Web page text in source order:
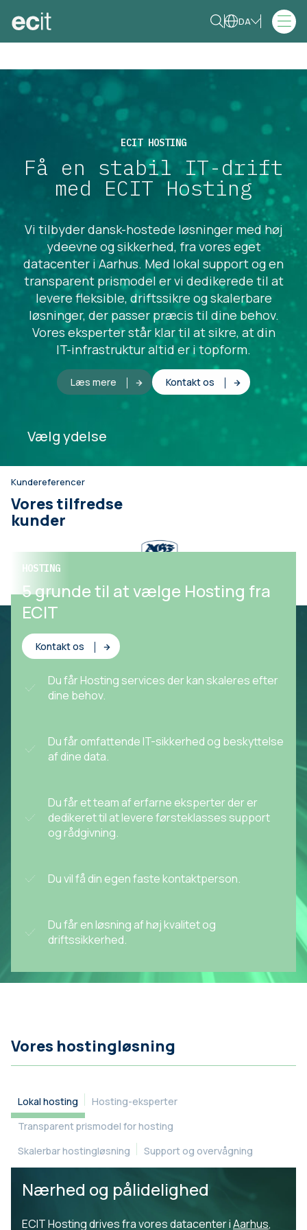
DA
ECIT HOSTING
Få en stabil IT-drift
med ECIT Hosting
Vi tilbyder dansk-hostede løsninger med høj
ydeevne og sikkerhed, fra vores eget
datacenter i Aarhus. Med lokal support og en
transparent prismodel er vi dedikerede til at
levere fleksible, driftssikre og skalerbare
løsninger, der passer præcis til dine behov.
Vores eksperter står klar til at sikre, at din
IT-infrastruktur altid er i topform.
Læs mere Kontakt os
Vælg ydelse
Kundereferencer
Vores tilfredse
kunder
HOSTING
AGF valgte ECIT
HOSTING
5 grunde til at vælge Hosting fra
ECIT
Kontakt os
Du får Hosting services der kan skaleres efter
dine behov.
Du får omfattende IT-sikkerhed og beskyttelse
af dine data.
Du får et team af erfarne eksperter der er
dedikeret til at levere førsteklasses support
og rådgivning.
Du vil få din egen faste kontaktperson.
Du får en løsning af høj kvalitet og
driftssikkerhed.
Vores hostingløsning
Lokal hosting
Nærhed og pålidelighed
ECIT Hosting drives fra vores datacenter iAarhus,
Hosting-eksperter
Transparent prismodel for hosting
Skalerbar hostingløsning
Support og overvågning